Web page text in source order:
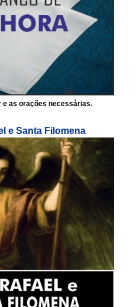
e as orações necessárias.
e Santa Filomena